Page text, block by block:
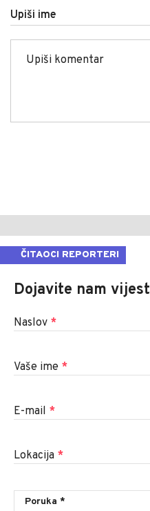
Upiši ime
ČITAOCI REPORTERI
Dojavite nam vijest
Naslov *
Vaše ime *
E-mail *
Lokacija *